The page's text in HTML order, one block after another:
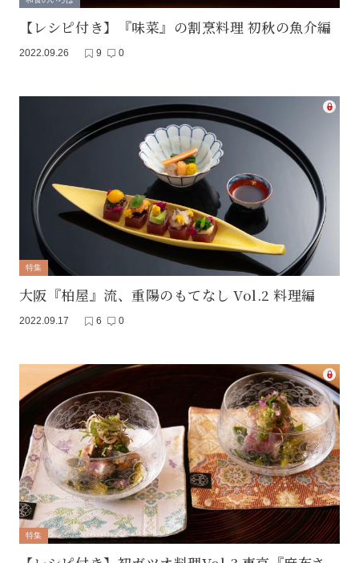
【レシピ付き】『味菜』の割烹料理 初秋の魚介編
2022.09.26 9 0
特集
大阪『柏屋』流、重陽のもてなし Vol.2 料理編
2022.09.17 6 0
特集